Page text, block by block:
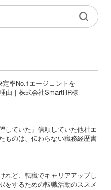
定率No.1エージェントを
由｜株式会社SmartHR様
していた」信頼していた他社エ
ものは、伝わらない職務経歴書
れど、転職でキャリアアップし
をするための転職活動のススメ